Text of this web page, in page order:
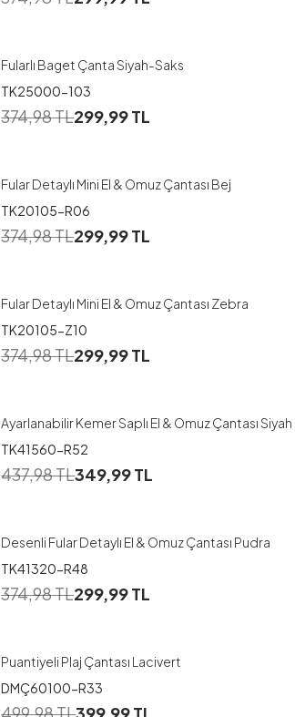
Fularlı Baget Çanta Siyah-Saks
TK25000-103
374,98TL299,99TL
Fular Detaylı Mini El & Omuz Çantası Bej
TK20105-R06
374,98TL299,99TL
Fular Detaylı Mini El & Omuz Çantası Zebra
TK20105-Z10
374,98TL299,99TL
Ayarlanabilir Kemer Saplı El & Omuz Çantası Siyah
TK41560-R52
437,98TL349,99TL
Desenli Fular Detaylı El & Omuz Çantası Pudra
TK41320-R48
374,98TL299,99TL
Puantiyeli Plaj Çantası Lacivert
DMÇ60100-R33
499,98TL399,99TL